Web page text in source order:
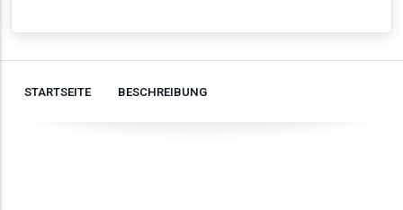
STARTSEITE BESCHREIBUNG